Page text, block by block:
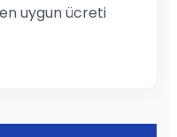
en uygun ücreti